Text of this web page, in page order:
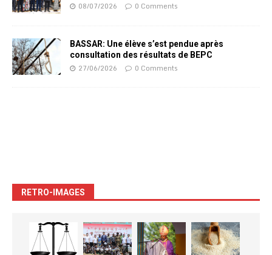
08/07/2026 0 Comments
BASSAR: Une élève s’est pendue après
consultation des résultats de BEPC
27/06/2026 0 Comments
RETRO-IMAGES